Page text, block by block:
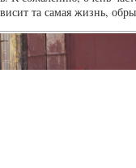
та самая жизнь,